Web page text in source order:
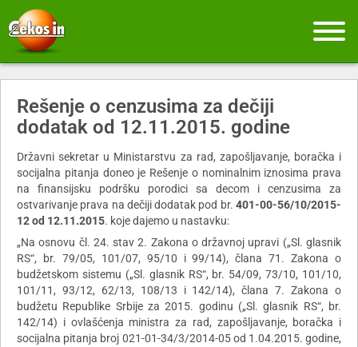
Rešenje o cenzusima za dečiji
dodatak od 12.11.2015. godine
Državni sekretar u Ministarstvu za rad, zapošljavanje, boračka i
socijalna pitanja doneo je Rešenje o nominalnim iznosima prava
na finansijsku podršku porodici sa decom i cenzusima za
ostvarivanje prava na dečiji dodatak pod br. 401-00-56/10/2015-
12 od 12.11.2015. koje dajemo u nastavku:
„Na osnovu čl. 24. stav 2. Zakona o državnoj upravi („Sl. glasnik
RS“, br. 79/05, 101/07, 95/10 i 99/14), člana 71. Zakona o
budžetskom sistemu („Sl. glasnik RS“, br. 54/09, 73/10, 101/10,
101/11, 93/12, 62/13, 108/13 i 142/14), člana 7. Zakona o
budžetu Republike Srbije za 2015. godinu („Sl. glasnik RS“, br.
142/14) i ovlašćenja ministra za rad, zapošljavanje, boračka i
socijalna pitanja broj 021-01-34/3/2014-05 od 1.04.2015. godine,